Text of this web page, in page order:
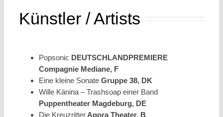
Künstler / Artists
Popsonic DEUTSCHLANDPREMIERE
Compagnie Mediane, F
Eine kleine Sonate Gruppe 38, DK
Wille Känina – Trashsoap einer Band
Puppentheater Magdeburg, DE
Die Kreuzritter Agora Theater, B